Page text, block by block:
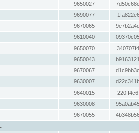
9650027
9690077
9670065
9610040
9650070
9650043
9670067
9630007
9640015
9630008
9670055